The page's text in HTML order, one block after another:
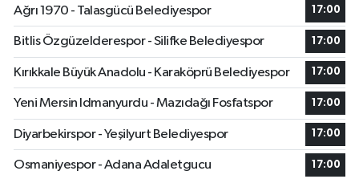
Ağrı 1970 - Talasgücü Belediyespor 17:00
Bitlis Özgüzelderespor - Silifke Belediyespor 17:00
Kırıkkale Büyük Anadolu - Karaköprü Belediyespor 17:00
Yeni Mersin Idmanyurdu - Mazıdağı Fosfatspor 17:00
Diyarbekirspor - Yeşilyurt Belediyespor 17:00
Osmaniyespor - Adana Adaletgucu 17:00